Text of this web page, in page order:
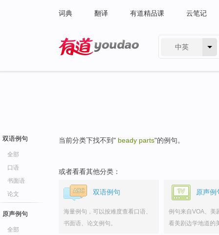
词典 翻译 有道精品课 云笔记
中英
双语例句
全部
口语
书面语
论文
原声例句
全部
当前分类下找不到" beady parts"的例句。
或者看看其他分类：
双语例句
海量例句，可以按难度查看口语、
书面语、论文例句。
原声例
例句来自VOA、美
看美剧边学地道的